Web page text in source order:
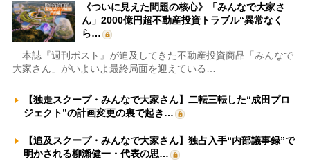
《ついに見えた問題の核心》「みんなで大家さ
ん」2000億円超不動産投資トラブル“異常なく
ら…
本誌『週刊ポスト』が追及してきた不動産投資商品「みんなで
大家さん」がいよいよ最終局面を迎えている…
【独走スクープ・みんなで大家さん】二転三転した“成田プロ
ジェクト”の計画変更の裏で起き…
【追及スクープ・みんなで大家さん】独占入手“内部議事録”で
明かされる柳瀬健一・代表の思…